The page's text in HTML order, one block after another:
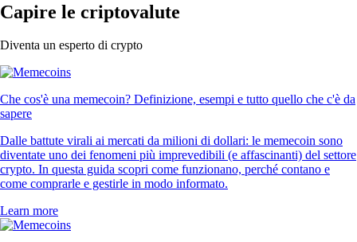
Capire le criptovalute
Diventa un esperto di crypto
Che cos'è una memecoin? Definizione, esempi e tutto quello che c'è da
sapere
Dalle battute virali ai mercati da milioni di dollari: le memecoin sono
diventate uno dei fenomeni più imprevedibili (e affascinanti) del settore
crypto. In questa guida scopri come funzionano, perché contano e
come comprarle e gestirle in modo informato.
Learn more